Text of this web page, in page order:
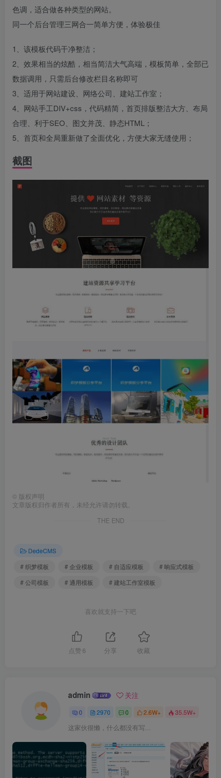
色调，适合做各种类型的网站。
同一个后台管理三网合一简单方便，体验极佳
1、该模板代码干净整洁；
2、效果相当的炫酷，相当简洁大气高端，模板简单，全部已
数据调用，只需后台修改栏目名称即可
3、适用于网站建设、网络公司、建站工作室；
4、网站手工DIV+css，代码精简，首页排版整洁大方、布局
合理、利于SEO、图文并茂、静态HTML；
5、首页和全局重新做了全面优化，方便大家无缝使用；
截图
© 版权声明
文章版权归作者所有，未经允许请勿转载。
THE END
DedeCMS
# 织梦模板
# 企业模板 # 自适应模板
# 响应式模板
# 公司模板
# 通用模板 # 建站工作室模板
喜欢就支持一下吧
点赞 6 分享 收藏
admin 关注
0 2970 0 2.6W+ 35.5W+
这家伙很懒，什么都没有写...